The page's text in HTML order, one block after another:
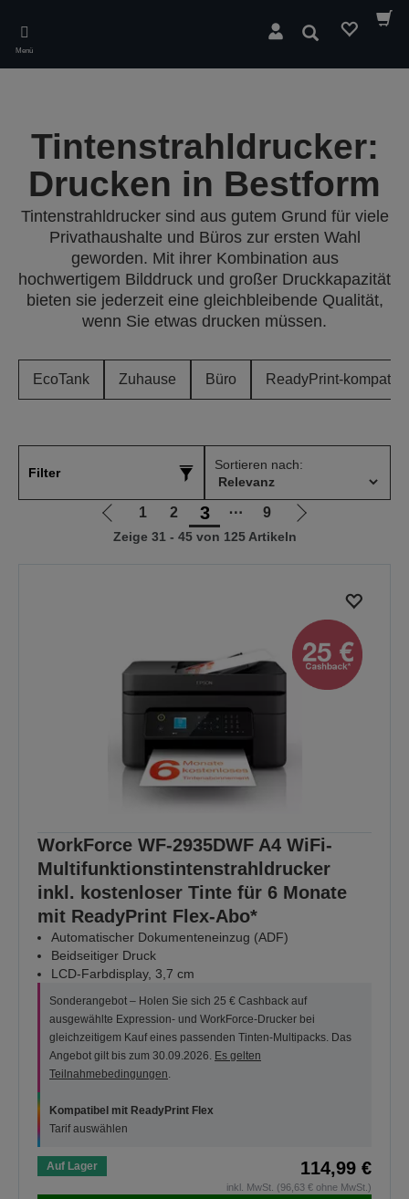
main
content
Menü
Suchen
Tintenstrahldrucker:
Drucken in Bestform
Tintenstrahldrucker sind aus gutem Grund für viele
Privathaushalte und Büros zur ersten Wahl
geworden. Mit ihrer Kombination aus
hochwertigem Bilddruck und großer Druckkapazität
bieten sie jederzeit eine gleichbleibende Qualität,
wenn Sie etwas drucken müssen.
EcoTank Zuhause Büro ReadyPrint-
Filter
Sortieren nach:
Zur
vorherigen
1 2 3 ⋯ 9
Zur
Zeige 31 - 45 von 125 Artikeln
WorkForce WF-2935DWF A4 WiFi-
Multifunktionstintenstrahldrucker
inkl. kostenloser Tinte für 6 Monate
mit ReadyPrint Flex-Abo*
Automatischer Dokumenteneinzug (ADF)
Beidseitiger Druck
LCD-Farbdisplay, 3,7 cm
Sonderangebot – Holen Sie sich 25 € Cashback auf
ausgewählte Expression- und WorkForce-Drucker bei
gleichzeitigem Kauf eines passenden Tinten-Multipacks. Das
Angebot gilt bis zum 30.09.2026. Es gelten
Teilnahmebedingungen.
Kompatibel mit ReadyPrint Flex
Tarif auswählen
Auf Lager 114,99 €
inkl. MwSt. (96,63 € ohne MwSt.)